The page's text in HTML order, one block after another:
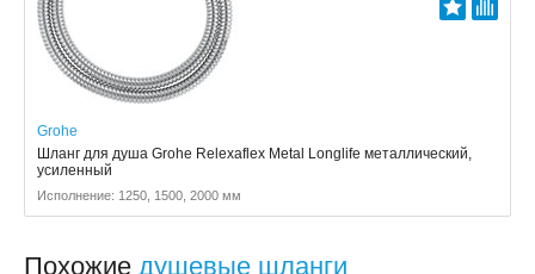
Grohe
Шланг для душа Grohe Relexaflex Metal Longlife металлический,
усиленный
Исполнение: 1250, 1500, 2000 мм
Похожие душевые шланги